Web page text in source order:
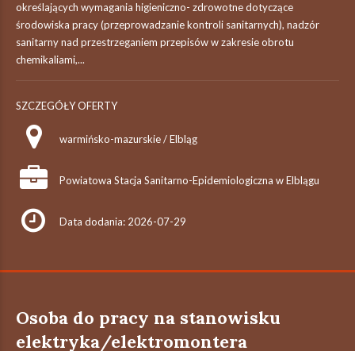
określających wymagania higieniczno- zdrowotne dotyczące
środowiska pracy (przeprowadzanie kontroli sanitarnych), nadzór
sanitarny nad przestrzeganiem przepisów w zakresie obrotu
chemikaliami,...
SZCZEGÓŁY OFERTY
warmińsko-mazurskie / Elbląg
Powiatowa Stacja Sanitarno-Epidemiologiczna w Elblągu
Data dodania: 2026-07-29
Osoba do pracy na stanowisku
elektryka/elektromontera